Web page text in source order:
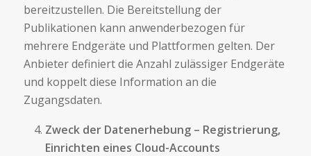
bereitzustellen. Die Bereitstellung der
Publikationen kann anwenderbezogen für
mehrere Endgeräte und Plattformen gelten. Der
Anbieter definiert die Anzahl zulässiger Endgeräte
und koppelt diese Information an die
Zugangsdaten.
Zweck der Datenerhebung – Registrierung,
Einrichten eines Cloud-Accounts